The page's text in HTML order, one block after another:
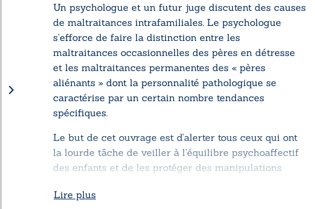
Un psychologue et un futur juge discutent des causes
de maltraitances intrafamiliales. Le psychologue
s’efforce de faire la distinction entre les
maltraitances occasionnelles des pères en détresse
et les maltraitances permanentes des « pères
aliénants » dont la personnalité pathologique se
caractérise par un certain nombre tendances
spécifiques.
Le but de cet ouvrage est d’alerter tous ceux qui ont
la lourde tâche de veiller à l’équilibre psychoaffectif
des enfants et de les protéger des manipulations
Lire plus